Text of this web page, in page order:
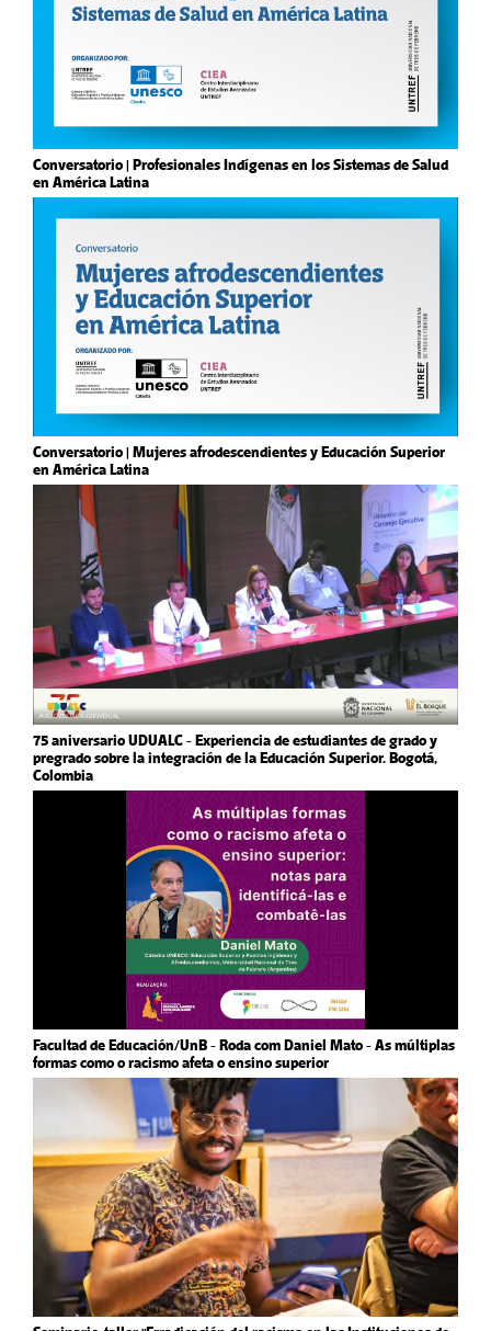
Conversatorio | Profesionales Indígenas en los Sistemas de Salud
en América Latina
Conversatorio | Mujeres afrodescendientes y Educación Superior
en América Latina
75 aniversario UDUALC - Experiencia de estudiantes de grado y
pregrado sobre la integración de la Educación Superior. Bogotá,
Colombia
Facultad de Educación/UnB - Roda com Daniel Mato - As múltiplas
formas como o racismo afeta o ensino superior